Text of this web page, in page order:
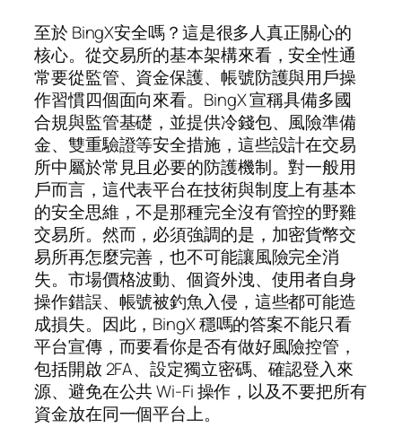
至於 BingX安全嗎？這是很多人真正關心的
核心。從交易所的基本架構來看，安全性通
常要從監管、資金保護、帳號防護與用戶操
作習慣四個面向來看。BingX 宣稱具備多國
合規與監管基礎，並提供冷錢包、風險準備
金、雙重驗證等安全措施，這些設計在交易
所中屬於常見且必要的防護機制。對一般用
戶而言，這代表平台在技術與制度上有基本
的安全思維，不是那種完全沒有管控的野雞
交易所。然而，必須強調的是，加密貨幣交
易所再怎麼完善，也不可能讓風險完全消
失。市場價格波動、個資外洩、使用者自身
操作錯誤、帳號被釣魚入侵，這些都可能造
成損失。因此，BingX 穩嗎的答案不能只看
平台宣傳，而要看你是否有做好風險控管，
包括開啟 2FA、設定獨立密碼、確認登入來
源、避免在公共 Wi-Fi 操作，以及不要把所有
資金放在同一個平台上。